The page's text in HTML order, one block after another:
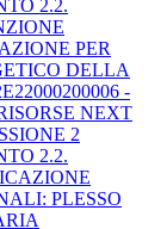
2.2.
PER
DELLA
-
NEXT
2
2.2.
PLESSO